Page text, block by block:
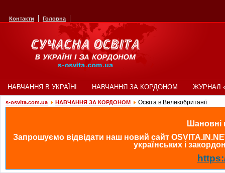
Контакти Головна
НАВЧАННЯ В УКРАЇНІ НАВЧАННЯ ЗА КОРДОНОМ ЖУРНАЛ
s-osvita.com.ua НАВЧАННЯ ЗА КОРДОНОМ Освіта в Великобританії
Шановні
Запрошуємо відвідати наш новий сайт
українських і